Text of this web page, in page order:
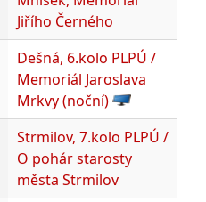
Jiřího Černého
Dešná, 6.kolo PLPÚ /
Memoriál Jaroslava
Mrkvy (noční)
Strmilov, 7.kolo PLPÚ /
O pohár starosty
města Strmilov